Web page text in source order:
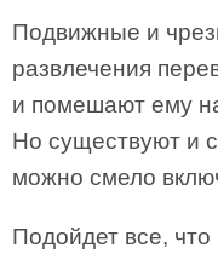
Подвижные и
развлечения
и помешают ему
Но существуют и
можно смело
Подойдет все,